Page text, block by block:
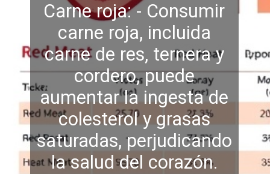
Carne roja: - Consumir
carne roja, incluida
carne de res, ternera y
cordero, puede
aumentar la ingesta de
colesterol y grasas
saturadas, perjudicando
la salud del corazón.